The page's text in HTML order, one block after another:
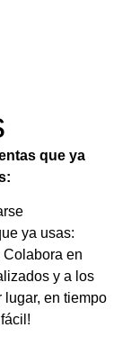
que ya
ya usas:
en
y a los
en tiempo